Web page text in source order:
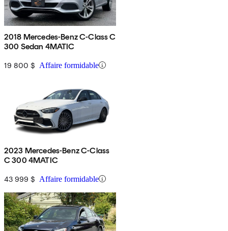
2018 Mercedes-Benz C-Class C
300 Sedan 4MATIC
19 800 $ Affaire formidable
2023 Mercedes-Benz C-Class
C 300 4MATIC
43 999 $ Affaire formidable